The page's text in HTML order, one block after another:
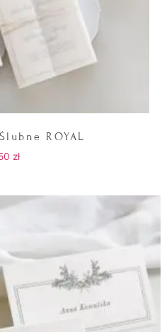
ROYAL
zł